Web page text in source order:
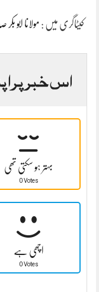
کیٹاگری میں : مولانا ابو
اس خبر پر
بہتر ہو سکتی تھی
0 Votes
اچھی ہے
0 Votes